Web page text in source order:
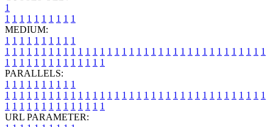
1
1 1 1 1 1 1 1 1 1 1
MEDIUM:
1 1 1 1 1 1 1 1 1 1
1 1 1 1 1 1 1 1 1 1 1 1 1 1 1 1 1 1 1 1 1 1 1 1 1 1 1 1 1 1 1 1 1 1 1 1
1 1 1 1 1 1 1 1 1 1 1 1 1 1
PARALLELS:
1 1 1 1 1 1 1 1 1 1
1 1 1 1 1 1 1 1 1 1 1 1 1 1 1 1 1 1 1 1 1 1 1 1 1 1 1 1 1 1 1 1 1 1 1 1
1 1 1 1 1 1 1 1 1 1 1 1 1 1
URL PARAMETER: